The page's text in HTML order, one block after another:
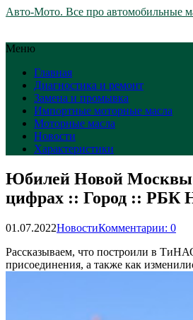
Авто-Мото. Все про автомобильные
Меню
Главная
Диагностика и ремонт
Замена и промывка
Импортные моторные масла
Моторные масла
Новости
Характеристики
Юбилей Новой Москвы:
цифрах :: Город :: РБК
01.07.2022НовостиКомментарии: 0
Рассказываем, что построили в
присоединения, а также как